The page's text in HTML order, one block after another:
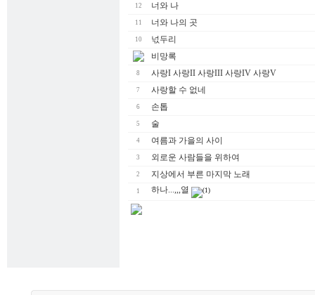
12 너와 나
11 너와 나의 곳
10
넋두리
비망록
8 사랑I 사랑II 사랑III 사랑IV 사랑V
7 사랑할 수 없네
6 손톱
5 술
4 여름과 가을의 사이
3 외로운 사람들을 위하여
2 지상에서 부른 마지막 노래
1 하나...,,,열 (1)